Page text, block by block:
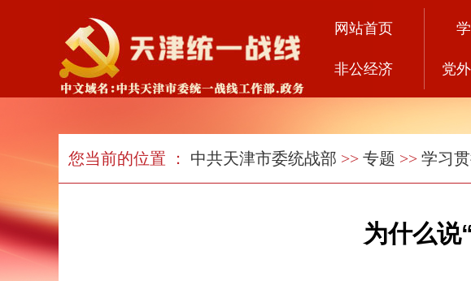
网站首页
非公经济 党
您当前的位置 ： 中共天津市委统战部 >> 专题 >> 学习
为什么说